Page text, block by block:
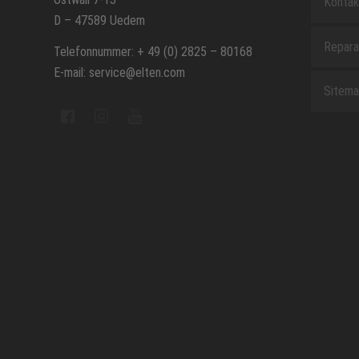
D – 47589 Uedem
Telefonnummer: + 49 (0) 2825 – 80168
E-mail: service@elten.com